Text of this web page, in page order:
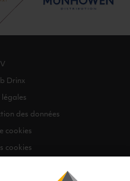
Drinx
légales
des données
cookies
cookies